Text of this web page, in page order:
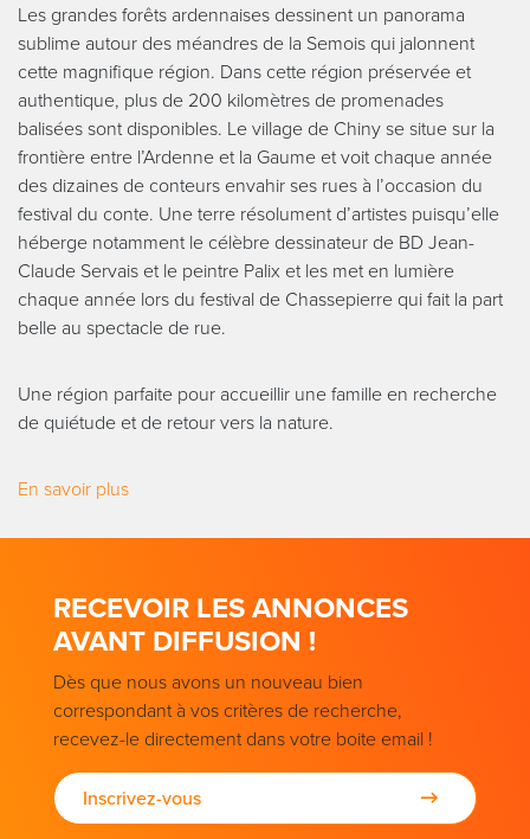
Les grandes forêts ardennaises dessinent un panorama
sublime autour des méandres de la Semois qui jalonnent
cette magnifique région. Dans cette région préservée et
authentique, plus de 200 kilomètres de promenades
balisées sont disponibles. Le village de Chiny se situe sur la
frontière entre l’Ardenne et la Gaume et voit chaque année
des dizaines de conteurs envahir ses rues à l’occasion du
festival du conte. Une terre résolument d’artistes puisqu’elle
héberge notamment le célèbre dessinateur de BD Jean-
Claude Servais et le peintre Palix et les met en lumière
chaque année lors du festival de Chassepierre qui fait la part
belle au spectacle de rue.
Une région parfaite pour accueillir une famille en recherche
de quiétude et de retour vers la nature.
En savoir plus
RECEVOIR LES ANNONCES
AVANT DIFFUSION !
Dès que nous avons un nouveau bien
correspondant à vos critères de recherche,
recevez-le directement dans votre boite email !
Inscrivez-vous